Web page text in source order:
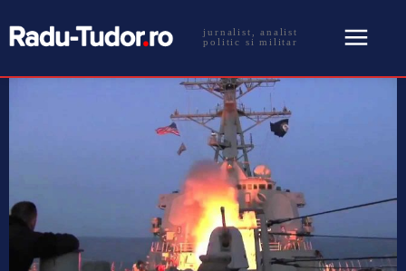
jurnalist, analist
politic si militar